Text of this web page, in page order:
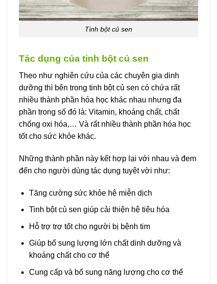
Tinh bột củ sen
Tác dụng của tinh bột củ sen
Theo như nghiên cứu của các chuyên gia dinh
dưỡng thì bên trong tinh bột củ sen có chứa rất
nhiều thành phần hóa học khác nhau nhưng đa
phần trong số đó là: Vitamin, khoáng chất, chất
chống oxi hóa,… Và rất nhiều thành phần hóa học
tốt cho sức khỏe khác.
Những thành phần này kết hợp lại với nhau và đem
đến cho người dùng tác dụng tuyệt vời như:
Tăng cường sức khỏe hệ miễn dịch
Tinh bột củ sen giúp cải thiện hệ tiêu hóa
Hỗ trợ trợ tốt cho người bị bệnh tim
Giúp bổ sung lượng lớn chất dinh dưỡng và
khoáng chất cho cơ thể
Cung cấp và bổ sung năng lượng cho cơ thể